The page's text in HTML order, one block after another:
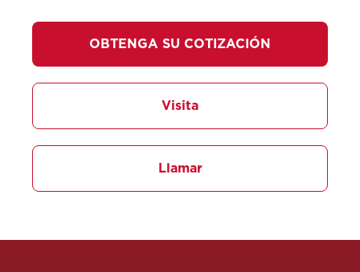
OBTENGA SU COTIZACIÓN
Visita
Llamar